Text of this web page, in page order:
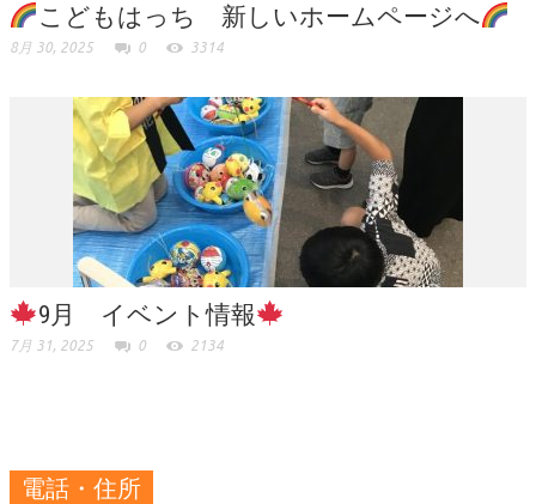
こどもはっち 新しいホームページへ
8月 30, 2025 0 3314
9月 イベント情報
7月 31, 2025 0 2134
電話・住所